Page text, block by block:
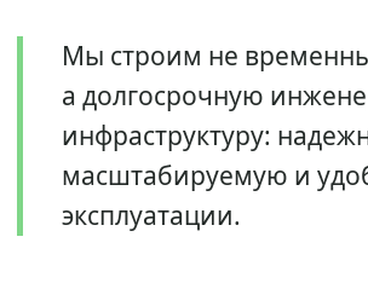
Мы строим не
а долгосрочную
инфраструктуру:
масштабируемую и
эксплуатации.